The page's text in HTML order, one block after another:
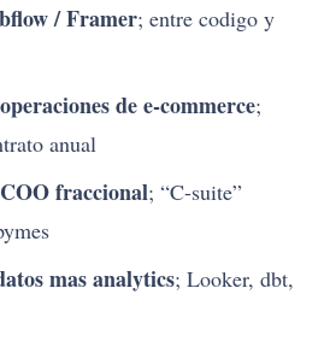
/ Framer; entre codigo y
de e-commerce;
anual
fraccional; “C-suite”
mas analytics; Looker, dbt,